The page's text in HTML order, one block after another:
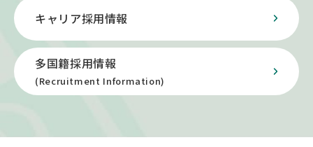
キャリア採用情報
多国籍採用情報
(Recruitment Information)